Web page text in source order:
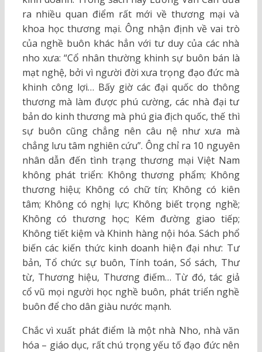
ra nhiều quan điểm rất mới về thương mại và
khoa học thương mại. Ông nhận định về vai trò
của nghề buôn khác hẳn với tư duy của các nhà
nho xưa: “Cổ nhân thường khinh sự buôn bán là
mạt nghệ, bởi vì người đời xưa trọng đạo đức mà
khinh công lợi… Bấy giờ các đại quốc do thông
thương mà làm được phú cường, các nhà đại tư
bản do kinh thương mà phú gia địch quốc, thế thì
sự buôn cũng chẳng nên câu nệ như xưa mà
chẳng lưu tâm nghiên cứu”. Ông chỉ ra 10 nguyên
nhân dẫn đến tình trạng thương mại Việt Nam
không phát triển: Không thương phẩm; Không
thương hiệu; Không có chữ tín; Không có kiên
tâm; Không có nghị lực; Không biết trọng nghề;
Không có thương học; Kém đường giao tiếp;
Không tiết kiệm và Khinh hàng nội hóa. Sách phổ
biến các kiến thức kinh doanh hiện đại như: Tư
bản, Tổ chức sự buôn, Tính toán, Sổ sách, Thư
từ, Thương hiệu, Thương điếm… Từ đó, tác giả
cổ vũ mọi người học nghề buôn, phát triển nghề
buôn để cho dân giàu nước mạnh.
Chắc vì xuất phát điểm là một nhà Nho, nhà văn
hóa – giáo dục, rất chú trọng yếu tố đạo đức nên